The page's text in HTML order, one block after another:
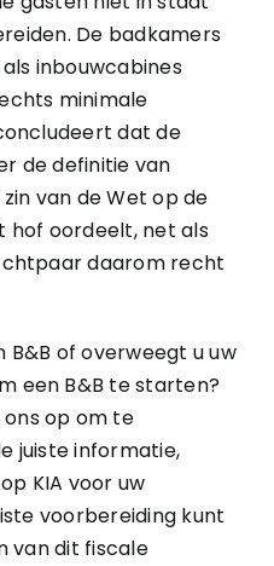
De badkamers
inbouwcabines
minimale
dat de
de definitie van
van de Wet op de
hof oordeelt, net als
daarom recht
B&B of overweegt u uw
een B&B te starten?
op om te
juiste informatie,
KIA voor uw
voorbereiding kunt
van dit fiscale